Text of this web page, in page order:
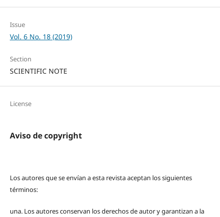
Issue
Vol. 6 No. 18 (2019)
Section
SCIENTIFIC NOTE
License
Aviso de copyright
Los autores que se envían a esta revista aceptan los siguientes
términos:
una. Los autores conservan los derechos de autor y garantizan a la